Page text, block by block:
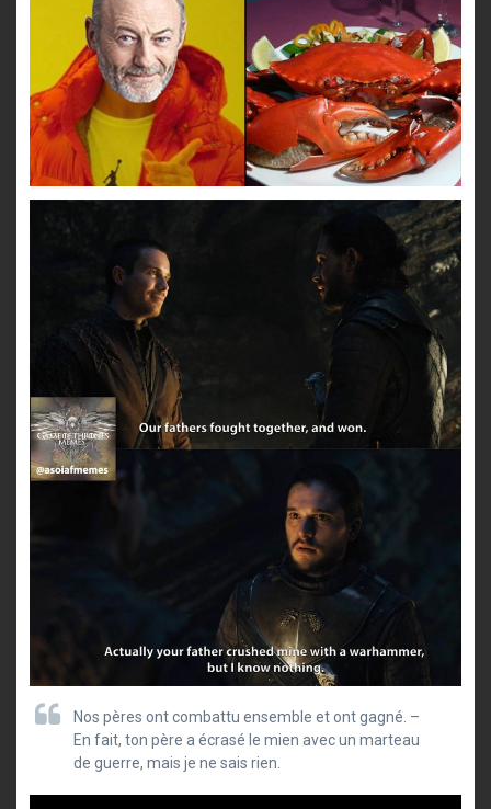
Nos pères ont combattu ensemble et ont gagné. –
En fait, ton père a écrasé le mien avec un marteau
de guerre, mais je ne sais rien.